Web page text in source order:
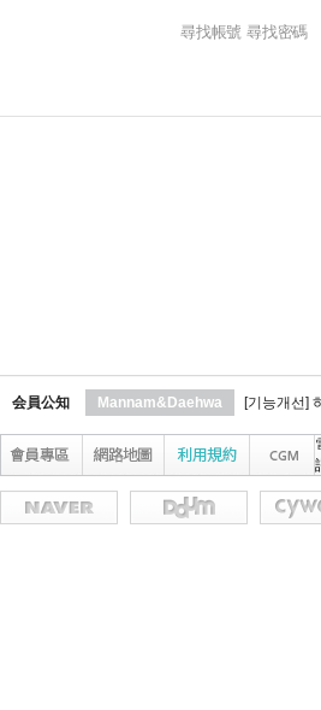
尋找帳號 尋找密碼
会員公知 Mannam&Daehwa [기능개선]